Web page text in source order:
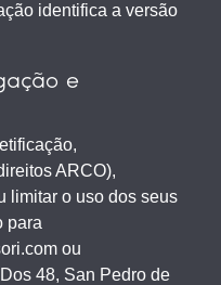
identifica a versão
e
ARCO),
limitar o uso dos seus
para
ou
48, San Pedro de